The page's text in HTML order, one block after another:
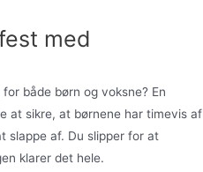
med
både børn og voksne? En
at sikre, at børnene har timevis af
slappe af. Du slipper for at
klarer det hele.